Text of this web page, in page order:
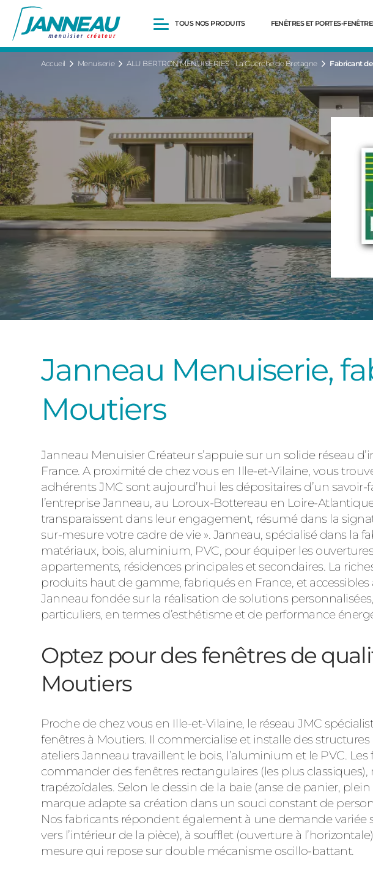
TOUS NOS PRODUITS
Portes d’entrée
Volets roulants
Portails et portillons
Carports
Clôtures
FENÊTRES ET PORTES-
Accueil Menuiserie ALU BERTRON MENUISERIES - La Guerche de Bretagne Fabricant
Janneau Menuiserie,
Moutiers
Janneau Menuisier Créateur s’appuie sur un solide réseau
France. A proximité de chez vous en Ille-et-Vilaine, vous
adhérents JMC sont aujourd’hui les dépositaires d’un
l’entreprise Janneau, au Loroux-Bottereau en Loire-
transparaissent dans leur engagement, résumé dans la
sur-mesure votre cadre de vie ». Janneau, spécialisé dans la
matériaux, bois, aluminium, PVC, pour équiper les
appartements, résidences principales et secondaires. La
produits haut de gamme, fabriqués en France, et
Janneau fondée sur la réalisation de solutions
particuliers, en termes d’esthétisme et de performance
Optez pour des fenêtres de
Moutiers
Proche de chez vous en Ille-et-Vilaine, le réseau JMC
fenêtres à Moutiers. Il commercialise et installe des
ateliers Janneau travaillent le bois, l’aluminium et le PVC.
commander des fenêtres rectangulaires (les plus
trapézoïdales. Selon le dessin de la baie (anse de panier,
marque adapte sa création dans un souci constant de
Nos fabricants répondent également à une demande variée
vers l’intérieur de la pièce), à soufflet (ouverture à
mesure qui repose sur double mécanisme oscillo-battant.